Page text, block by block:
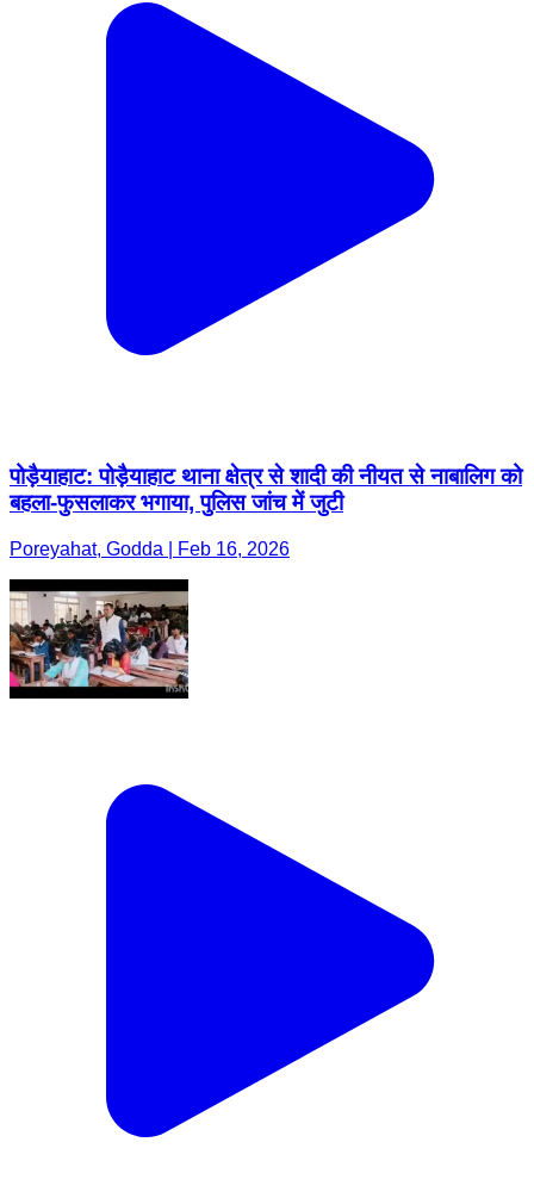
पोड़ैयाहाट: पोड़ैयाहाट थाना क्षेत्र से शादी की नीयत से नाबालिग को
बहला-फुसलाकर भगाया, पुलिस जांच में जुटी
Poreyahat, Godda | Feb 16, 2026